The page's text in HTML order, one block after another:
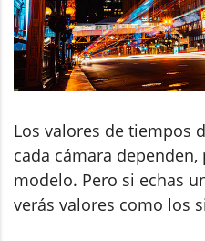
Los valores de tiempos
cada cámara
modelo. Pero si echas
verás valores como los